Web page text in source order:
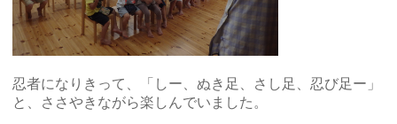
忍者になりきって、「しー、ぬき足、さし足、忍び足ー」
と、ささやきながら楽しんでいました。